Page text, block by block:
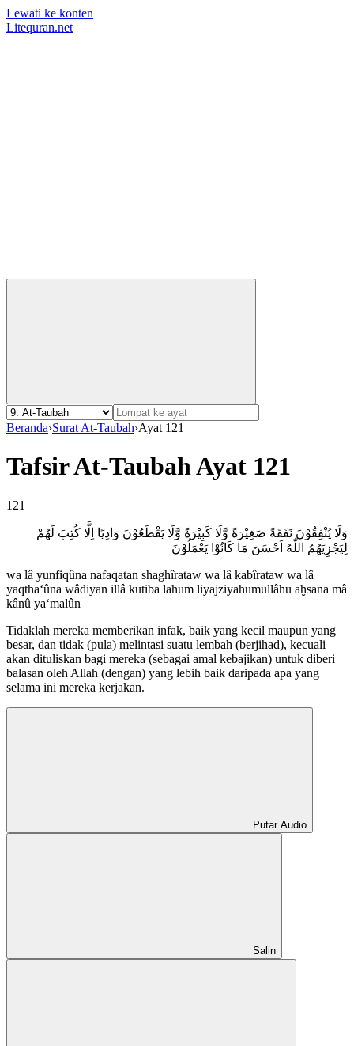
Lewati ke konten
Litequran.net
Beranda›Surat At-Taubah›Ayat 121
Tafsir At-Taubah Ayat 121
121
وَلَا يُنْفِقُوْنَ نَفَقَةً صَغِيْرَةً وَّلَا كَبِيْرَةً وَّلَا يَقْطَعُوْنَ وَادِيًا اِلَّا كُتِبَ لَهُمْ
لِيَجْزِيَهُمُ اللّٰهُ اَحْسَنَ مَا كَانُوْا يَعْمَلُوْنَ
wa lâ yunfiqûna nafaqatan shaghîrataw wa lâ kabîrataw wa lâ
yaqtha‘ûna wâdiyan illâ kutiba lahum liyajziyahumullâhu aḫsana mâ
kânû ya‘malûn
Tidaklah mereka memberikan infak, baik yang kecil maupun yang
besar, dan tidak (pula) melintasi suatu lembah (berjihad), kecuali
akan dituliskan bagi mereka (sebagai amal kebajikan) untuk diberi
balasan oleh Allah (dengan) yang lebih baik daripada apa yang
selama ini mereka kerjakan.
Putar Audio
Salin